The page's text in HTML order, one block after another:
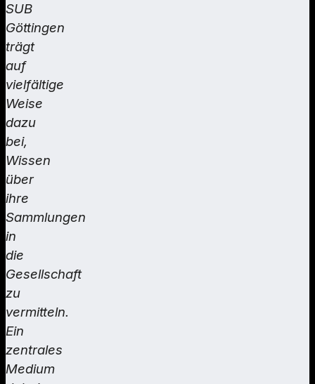
SUB
Göttingen
trägt
auf
vielfältige
Weise
dazu
bei,
Wissen
über
ihre
Sammlungen
in
die
Gesellschaft
zu
vermitteln.
Ein
zentrales
Medium